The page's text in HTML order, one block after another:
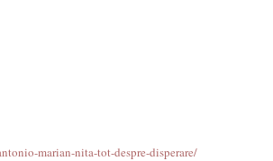
marian-nita-tot-despre-disperare/